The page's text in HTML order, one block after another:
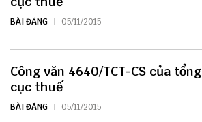
BÀI ĐĂNG 05/11/2015
Công văn 4640/TCT-CS của tổng
cục thuế
BÀI ĐĂNG 05/11/2015